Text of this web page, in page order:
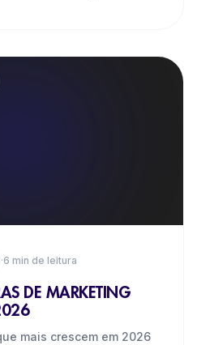
·6 min de leitura
DE MARKETING
mais crescem em 2026